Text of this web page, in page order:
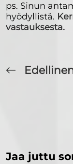
ps. Sinun
hyödyllistä.
vastauksesta.
Jaa juttu